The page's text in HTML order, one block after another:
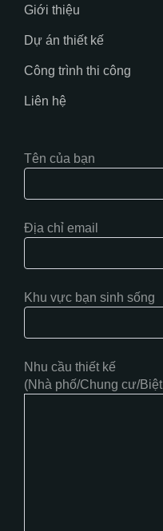
Giới thiệu
Dự án thiết kế
Công trình thi công
Liên hệ
Tên của bạn
Địa chỉ email
Khu vực bạn sinh sống
Nhu cầu thiết kế
(Nhà phố/Chung cư/